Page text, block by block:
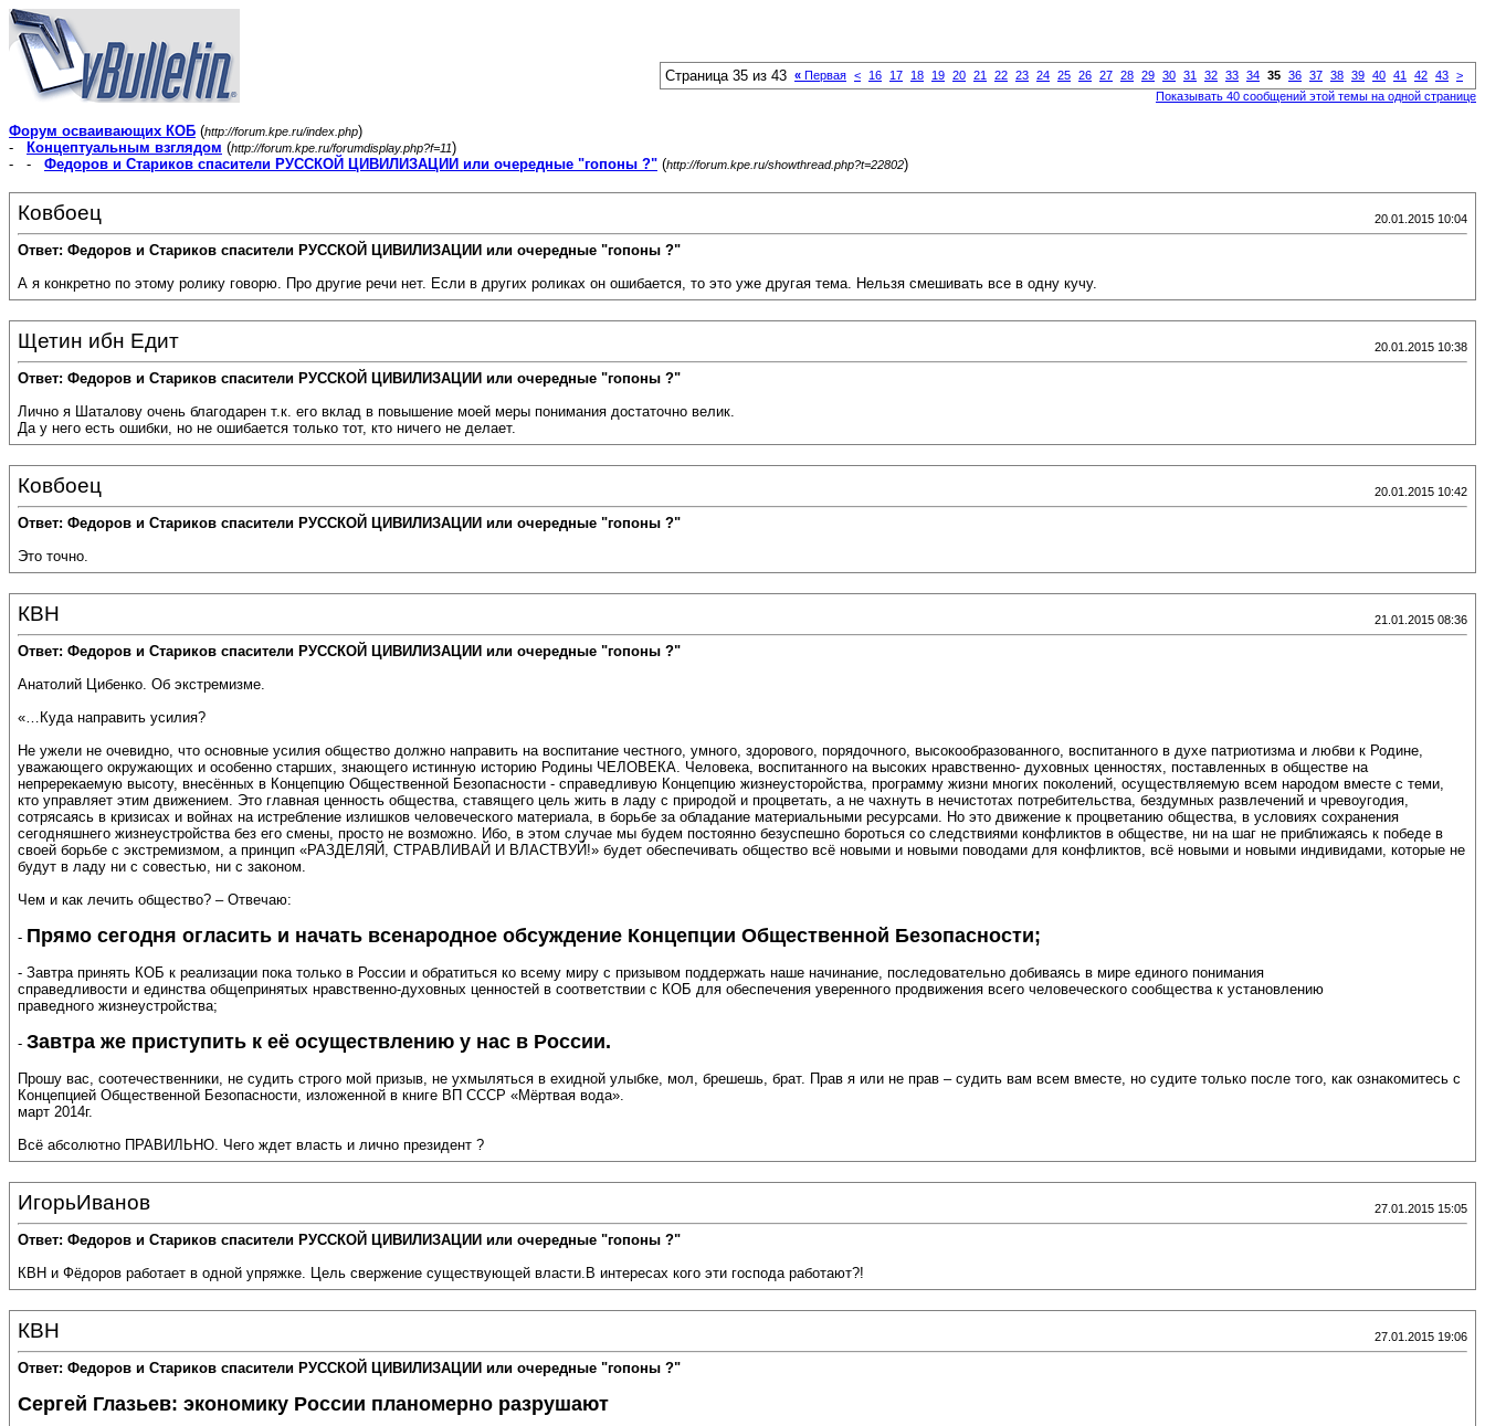
Страница 35 из 43 « Первая < 16 17 18 19 20 21 22 23 24 25 26 27 28 29 30 31 32 33 34 35 36 37 38 39 40 41 42 43 >
Показывать 40 сообщений этой темы на одной странице
Форум осваивающих КОБ (http://forum.kpe.ru/index.php)
-
Концептуальным взглядом (http://forum.kpe.ru/forumdisplay.php?f=11)
- - Федоров и Стариков спасители РУССКОЙ ЦИВИЛИЗАЦИИ или очередные "гопоны ?" (http://forum.kpe.ru/showthread.php?t=22802)
Ковбоец 20.01.2015 10:04
Ответ: Федоров и Стариков спасители РУССКОЙ ЦИВИЛИЗАЦИИ или очередные "гопоны ?"
А я конкретно по этому ролику говорю. Про другие речи нет. Если в других роликах он ошибается, то это уже другая тема. Нельзя смешивать все в одну кучу.
Щетин ибн Едит 20.01.2015 10:38
Ответ: Федоров и Стариков спасители РУССКОЙ ЦИВИЛИЗАЦИИ или очередные "гопоны ?"
Лично я Шаталову очень благодарен т.к. его вклад в повышение моей меры понимания достаточно велик.
Да у него есть ошибки, но не ошибается только тот, кто ничего не делает.
Ковбоец 20.01.2015 10:42
Ответ: Федоров и Стариков спасители РУССКОЙ ЦИВИЛИЗАЦИИ или очередные "гопоны ?"
Это точно.
КВН 21.01.2015 08:36
Ответ: Федоров и Стариков спасители РУССКОЙ ЦИВИЛИЗАЦИИ или очередные "гопоны ?"
Анатолий Цибенко. Об экстремизме.
«…Куда направить усилия?
Не ужели не очевидно, что основные усилия общество должно направить на воспитание честного, умного, здорового, порядочного, высокообразованного, воспитанного в духе патриотизма и любви к Родине,
уважающего окружающих и особенно старших, знающего истинную историю Родины ЧЕЛОВЕКА. Человека, воспитанного на высоких нравственно- духовных ценностях, поставленных в обществе на
непререкаемую высоту, внесённых в Концепцию Общественной Безопасности - справедливую Концепцию жизнеусторойства, программу жизни многих поколений, осуществляемую всем народом вместе с теми,
кто управляет этим движением. Это главная ценность общества, ставящего цель жить в ладу с природой и процветать, а не чахнуть в нечистотах потребительства, бездумных развлечений и чревоугодия,
сотрясаясь в кризисах и войнах на истребление излишков человеческого материала, в борьбе за обладание материальными ресурсами. Но это движение к процветанию общества, в условиях сохранения
сегодняшнего жизнеустройства без его смены, просто не возможно. Ибо, в этом случае мы будем постоянно безуспешно бороться со следствиями конфликтов в обществе, ни на шаг не приближаясь к победе в
своей борьбе с экстремизмом, а принцип «РАЗДЕЛЯЙ, СТРАВЛИВАЙ И ВЛАСТВУЙ!» будет обеспечивать общество всё новыми и новыми поводами для конфликтов, всё новыми и новыми индивидами, которые не
будут в ладу ни с совестью, ни с законом.
Чем и как лечить общество? – Отвечаю:
- Прямо сегодня огласить и начать всенародное обсуждение Концепции Общественной Безопасности;
- Завтра принять КОБ к реализации пока только в России и обратиться ко всему миру с призывом поддержать наше начинание, последовательно добиваясь в мире единого понимания
справедливости и единства общепринятых нравственно-духовных ценностей в соответствии с КОБ для обеспечения уверенного продвижения всего человеческого сообщества к установлению
праведного жизнеустройства;
- Завтра же приступить к её осуществлению у нас в России.
Прошу вас, соотечественники, не судить строго мой призыв, не ухмыляться в ехидной улыбке, мол, брешешь, брат. Прав я или не прав – судить вам всем вместе, но судите только после того, как ознакомитесь с
Концепцией Общественной Безопасности, изложенной в книге ВП СССР «Мёртвая вода».
март 2014г.
Всё абсолютно ПРАВИЛЬНО. Чего ждет власть и лично президент ?
ИгорьИванов 27.01.2015 15:05
Ответ: Федоров и Стариков спасители РУССКОЙ ЦИВИЛИЗАЦИИ или очередные "гопоны ?"
КВН и Фёдоров работает в одной упряжке. Цель свержение существующей власти.В интересах кого эти господа работают?!
КВН 27.01.2015 19:06
Ответ: Федоров и Стариков спасители РУССКОЙ ЦИВИЛИЗАЦИИ или очередные "гопоны ?"
Сергей Глазьев: экономику России планомерно разрушают